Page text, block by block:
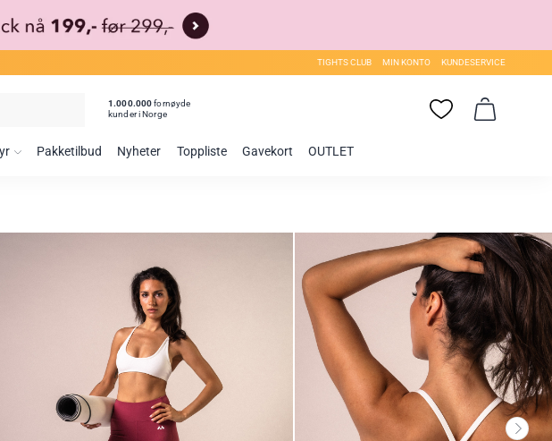
TIGHTS CLUB MIN KONTO KUNDESERVICE
1.000.000fornøyde
kunder i Norge
Pakketilbud Nyheter Toppliste Gavekort OUTLET